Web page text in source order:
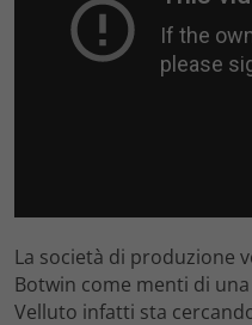
La società di produzione
Botwin come menti di
Velluto infatti sta